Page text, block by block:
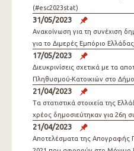
(#esc2023stat)
31/05/2023
Ανακοίνωση για τη συνέχιση
για το Διμερές Εμπόριο
Ουκρανίας
17/05/2023
Διευκρινίσεις σχετικά με τα
Πληθυσμού-Κατοικιών στο
21/04/2023
Τα στατιστικά στοιχεία της
χρέος δημοσιεύτηκαν για 26η
από την Eurostat
21/04/2023
Αποτελέσματα της Απογραφής